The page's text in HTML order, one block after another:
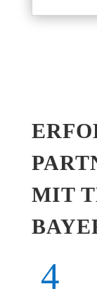
MIT